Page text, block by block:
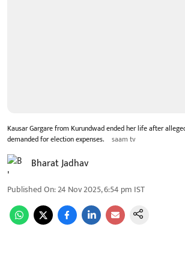
Kausar Gargare from Kurundwad ended her life after
demanded for election expenses.
saam tv
Bharat Jadhav
Published On:24 Nov 2025, 6:54 pm IST